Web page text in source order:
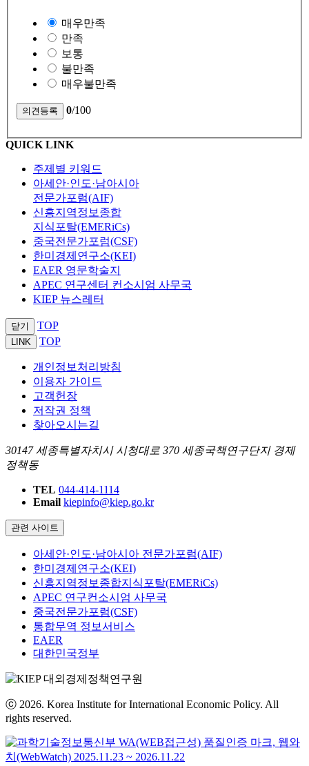
매우만족
만족
보통
불만족
매우불만족
0/100
QUICK LINK
주제별 키워드
아세안·인도·남아시아
전문가포럼(AIF)
신흥지역정보종합
지식포탈(EMERiCs)
중국전문가포럼(CSF)
한미경제연구소(KEI)
EAER 영문학술지
APEC 연구센터 컨소시엄 사무국
KIEP 뉴스레터
닫기 TOP
LINK TOP
개인정보처리방침
이용자 가이드
고객헌장
저작권 정책
찾아오시는길
30147 세종특별자치시 시청대로 370 세종국책연구단지 경제
정책동
TEL 044-414-1114
Email kiepinfo@kiep.go.kr
관련 사이트
아세안·인도·남아시아 전문가포럼(AIF)
한미경제연구소(KEI)
신흥지역정보종합지식포탈(EMERiCs)
APEC 연구컨소시엄 사무국
중국전문가포럼(CSF)
통합무역 정보서비스
EAER
대한민국정부
ⓒ 2026. Korea Institute for International Economic Policy. All
rights reserved.